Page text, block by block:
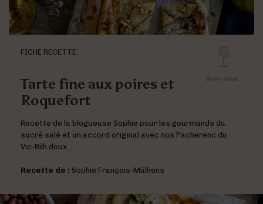
Présentation des cépages
Présentation du terroir
Deux entités au sein de la même maison
Les vins Bleu Tannat
Dégustation
Les vins de Madiran
Le savoir vivre des vignerons
Les événements phares des appellations
TOURISME VIGNERONS
La Maison des Vins
Liste des offres
FICHE RECETTE
Blanc doux
Tarte fine aux poires et
Roquefort
Recette de la blogueuse Sophie pour les gourmands du
sucré salé et un accord original avec nos Pacherenc du
Vic-Bilh doux…
Recette de : Sophie François-Mülhens